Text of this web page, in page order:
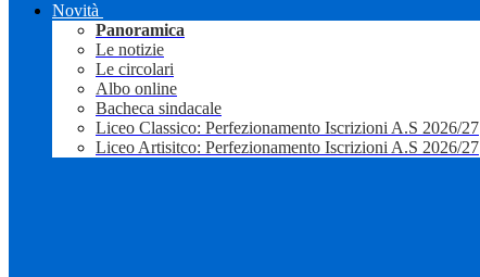
Novità
Panoramica
Le notizie
Le circolari
Albo online
Bacheca sindacale
Liceo Classico: Perfezionamento Iscrizioni A.S 2026/27
Liceo Artisitco: Perfezionamento Iscrizioni A.S 2026/27